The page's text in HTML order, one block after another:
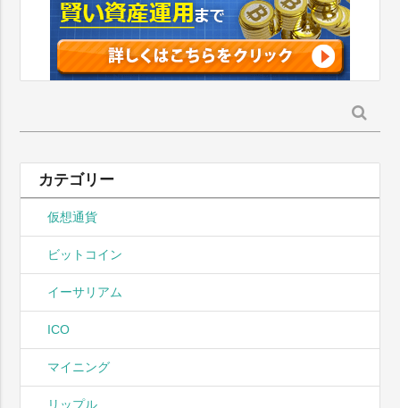
索:
カテゴリー
仮想通貨
ビットコイン
イーサリアム
ICO
マイニング
リップル